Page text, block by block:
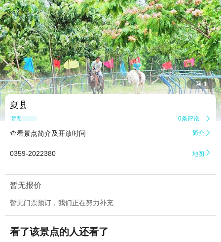
 1
夏县
暂无点评 0条评论 
查看景点简介及开放时间 简介 
0359-2022380 地图 
暂无报价
暂无门票预订，我们正在努力补充
看了该景点的人还看了
